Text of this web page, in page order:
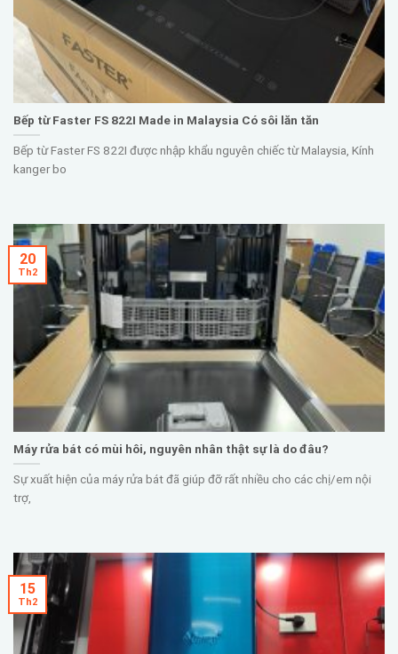
Bếp từ Faster FS 822I Made in Malaysia Có sôi lăn tăn
Bếp từ Faster FS 822I được nhập khẩu nguyên chiếc từ Malaysia, Kính
kanger bo
Máy rửa bát có mùi hôi, nguyên nhân thật sự là do đâu?
Sự xuất hiện của máy rửa bát đã giúp đỡ rất nhiều cho các chị/em nội
trợ,
20
Th2
15
Th2